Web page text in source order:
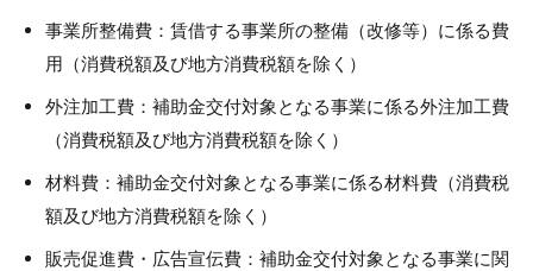
事業所整備費：賃借する事業所の整備（改修等）に係る費
用（消費税額及び地方消費税額を除く）
外注加工費：補助金交付対象となる事業に係る外注加工費
（消費税額及び地方消費税額を除く）
材料費：補助金交付対象となる事業に係る材料費（消費税
額及び地方消費税額を除く）
販売促進費・広告宣伝費：補助金交付対象となる事業に関